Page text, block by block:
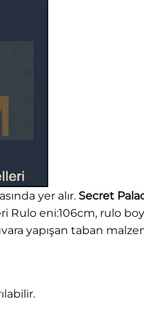
yer alır. Secret
Rulo eni:106cm, rulo
yapışan taban